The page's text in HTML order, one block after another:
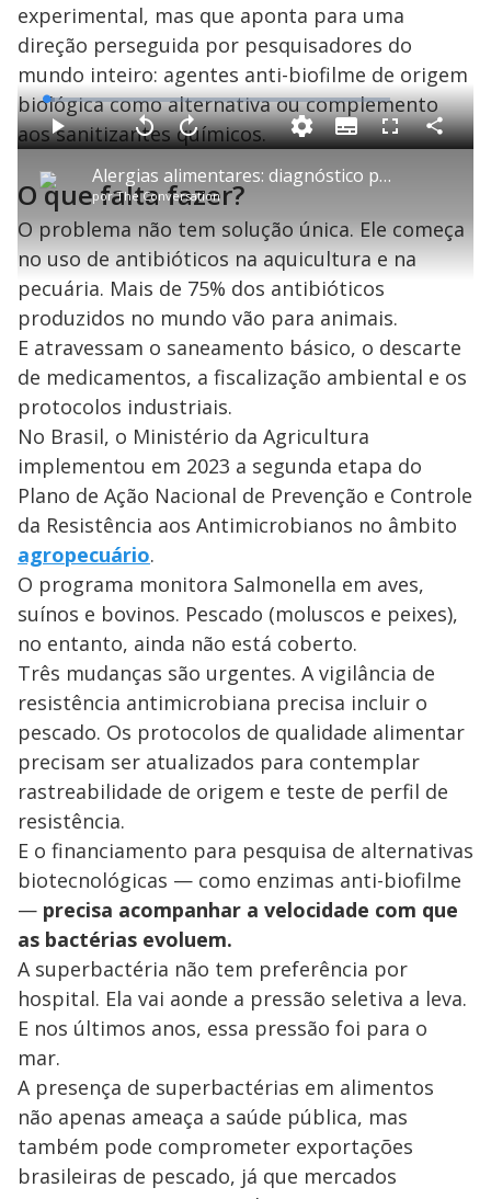
experimental, mas que aponta para uma
direção perseguida por pesquisadores do
mundo inteiro: agentes anti-biofilme de origem
biológica como alternativa ou complemento
aos sanitizantes químicos.
P
l
a
y
V
i
d
e
o
Alergias alimentares: diagnóstico precoce é essencial para prevenção
porThe Conversation
P V
t
a
r
1
s
g
u
d
o
A
n
ç
a
r
0
e
g
s
u
d
o
L
o
a
d
e
:
2
.
5
1
%
S
u
b
i
t
F
e
C
o
l
h
O que falta fazer?
O problema não tem solução única. Ele começa
no uso de antibióticos na aquicultura e na
pecuária. Mais de 75% dos antibióticos
produzidos no mundo vão para animais.
E atravessam o saneamento básico, o descarte
de medicamentos, a fiscalização ambiental e os
protocolos industriais.
No Brasil, o Ministério da Agricultura
implementou em 2023 a segunda etapa do
Plano de Ação Nacional de Prevenção e Controle
da Resistência aos Antimicrobianos no âmbito
agropecuário.
O programa monitora Salmonella em aves,
suínos e bovinos. Pescado (moluscos e peixes),
no entanto, ainda não está coberto.
Três mudanças são urgentes. A vigilância de
resistência antimicrobiana precisa incluir o
pescado. Os protocolos de qualidade alimentar
precisam ser atualizados para contemplar
rastreabilidade de origem e teste de perfil de
resistência.
E o financiamento para pesquisa de alternativas
biotecnológicas — como enzimas anti-biofilme
— precisa acompanhar a velocidade com que
as bactérias evoluem.
A superbactéria não tem preferência por
hospital. Ela vai aonde a pressão seletiva a leva.
E nos últimos anos, essa pressão foi para o
mar.
A presença de superbactérias em alimentos
não apenas ameaça a saúde pública, mas
também pode comprometer exportações
brasileiras de pescado, já que mercados